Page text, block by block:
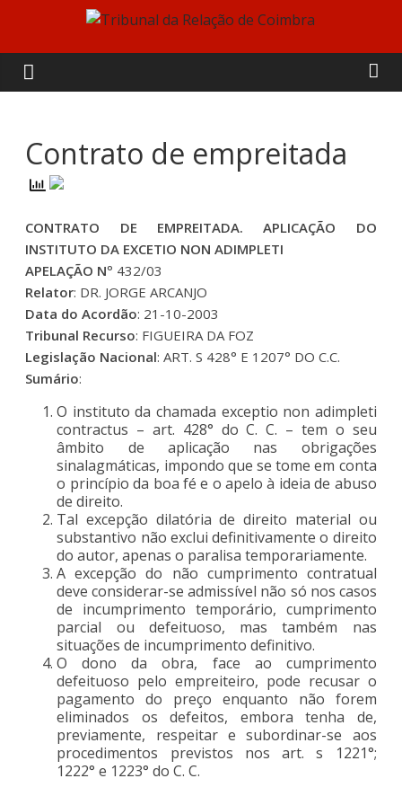
content
Tribunal
da
Relação
de
Coimbra
Contrato de empreitada
CONTRATO DE EMPREITADA. APLICAÇÃO DO
INSTITUTO DA EXCETIO NON ADIMPLETI
APELAÇÃO Nº 432/03
Relator: DR. JORGE ARCANJO
Data do Acordão: 21-10-2003
Tribunal Recurso: FIGUEIRA DA FOZ
Legislação Nacional: ART. S 428° E 1207° DO C.C.
Sumário:
O instituto da chamada exceptio non adimpleti
contractus – art. 428° do C. C. – tem o seu
âmbito de aplicação nas obrigações
sinalagmáticas, impondo que se tome em conta
o princípio da boa fé e o apelo à ideia de abuso
de direito.
Tal excepção dilatória de direito material ou
substantivo não exclui definitivamente o direito
do autor, apenas o paralisa temporariamente.
A excepção do não cumprimento contratual
deve considerar-se admissível não só nos casos
de incumprimento temporário, cumprimento
parcial ou defeituoso, mas também nas
situações de incumprimento definitivo.
O dono da obra, face ao cumprimento
defeituoso pelo empreiteiro, pode recusar o
pagamento do preço enquanto não forem
eliminados os defeitos, embora tenha de,
previamente, respeitar e subordinar-se aos
procedimentos previstos nos art. s 1221°;
1222° e 1223° do C. C.